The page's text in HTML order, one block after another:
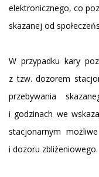
elektronicznego, co
skazanej od
W przypadku kary
z tzw. dozorem
przebywania
i godzinach we
stacjonarnym
i dozoru zbliżeniowego.